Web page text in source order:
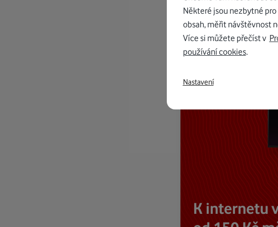
K internetu
Některé jsou nezbytné
obsah, měřit návštěvnost
Více si můžete přečíst v
používání cookies.
Nastavení